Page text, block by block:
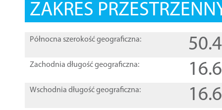
ZAKRES
Północna szerokość geograficzna:
Zachodnia długość geograficzna:
Wschodnia długość geograficzna: